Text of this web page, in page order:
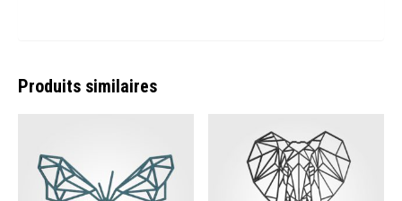
Produits similaires